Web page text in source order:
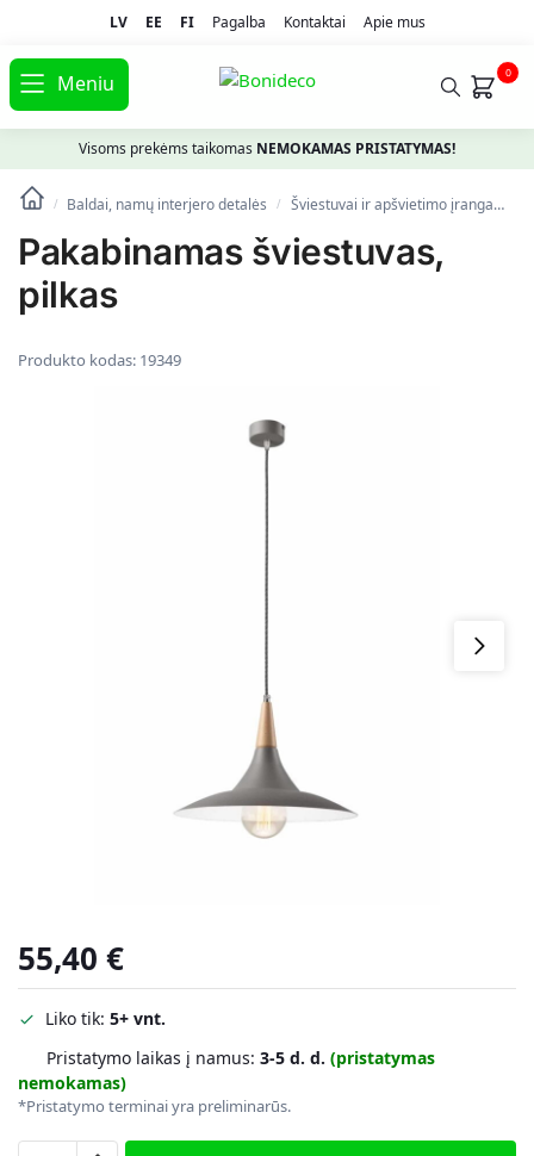
LV EE FI Pagalba Kontaktai Apie mus
Meniu 0
Visoms prekėms taikomas NEMOKAMAS PRISTATYMAS!
/ Baldai, namų interjero detalės / Šviestuvai ir apšvietimo įranga
Pakabinamas šviestuvas,
pilkas
Produkto kodas: 19349
55,40 €
Liko tik: 5+ vnt.
Pristatymo laikas į namus: 3-5 d. d. (pristatymas
nemokamas)
*Pristatymo terminai yra preliminarūs.